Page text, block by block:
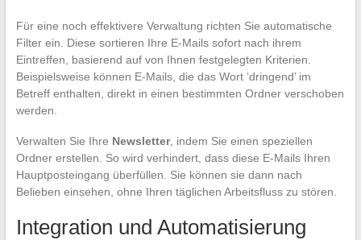
Für eine noch effektivere Verwaltung richten Sie automatische
Filter ein. Diese sortieren Ihre E-Mails sofort nach ihrem
Eintreffen, basierend auf von Ihnen festgelegten Kriterien.
Beispielsweise können E-Mails, die das Wort ‘dringend’ im
Betreff enthalten, direkt in einen bestimmten Ordner verschoben
werden.
Verwalten Sie Ihre Newsletter, indem Sie einen speziellen
Ordner erstellen. So wird verhindert, dass diese E-Mails Ihren
Hauptposteingang überfüllen. Sie können sie dann nach
Belieben einsehen, ohne Ihren täglichen Arbeitsfluss zu stören.
Integration und Automatisierung